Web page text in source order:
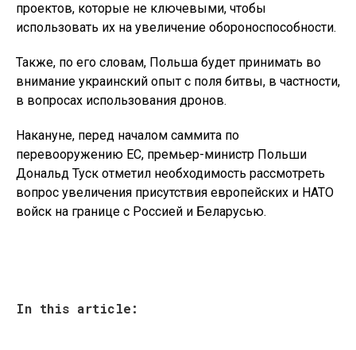
проектов, которые не ключевыми, чтобы
использовать их на увеличение обороноспособности.
Также, по его словам, Польша будет принимать во
внимание украинский опыт с поля битвы, в частности,
в вопросах использования дронов.
Накануне, перед началом саммита по
перевооружению ЕС, премьер-министр Польши
Дональд Туск отметил необходимость рассмотреть
вопрос увеличения присутствия европейских и НАТО
войск на границе с Россией и Беларусью.
In this article: